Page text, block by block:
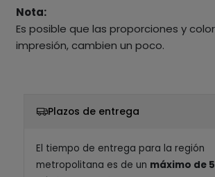
Nota:
Es posible que las proporciones y
impresión, cambien un poco.
Plazos de entrega
El tiempo de entrega para la región
metropolitana es de un máximo de